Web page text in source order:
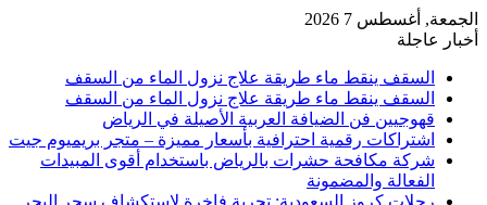
الجمعة, أغسطس 7 2026
أخبار عاجلة
السقف ينقط ماء طريقة علاج نزول الماء من السقف
السقف ينقط ماء طريقة علاج نزول الماء من السقف
قهوجيين فن الضيافة العربية الأصيلة في الرياض
اشتراكات رقمية احترافية بأسعار مميزة – متجر بريميوم جيت
شركة مكافحة حشرات بالرياض باستخدام أقوى المبيدات
الفعالة والمضمونة
رحلات كروز السعودية: تجربة فاخرة لاستكشاف سحر البحر